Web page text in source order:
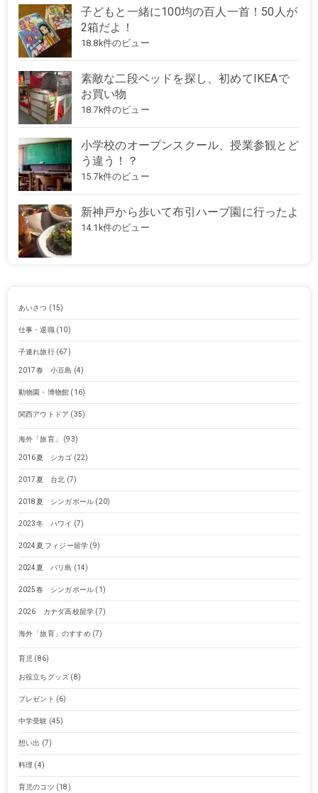
子どもと一緒に100均の百人一首！50人が
2箱だよ！
18.8k件のビュー
素敵な二段ベッドを探し、初めてIKEAで
お買い物
18.7k件のビュー
小学校のオープンスクール、授業参観とど
う違う！？
15.7k件のビュー
新神戸から歩いて布引ハーブ園に行ったよ
14.1k件のビュー
あいさつ (15)
仕事・退職 (10)
子連れ旅行(67)
2017春 小豆島 (4)
動物園・博物館 (16)
関西アウトドア (35)
海外「旅育」 (93)
2016夏 シカゴ (22)
2017夏 台北 (7)
2018夏 シンガポール (20)
2023冬 ハワイ (7)
2024夏 フィジー留学 (9)
2024夏 バリ島 (14)
2025春 シンガポール (1)
2026 カナダ高校留学 (7)
海外「旅育」のすすめ(7)
育児 (86)
お役立ちグッズ (8)
プレゼント (6)
中学受験 (45)
想い出 (7)
料理 (4)
育児のコツ (18)